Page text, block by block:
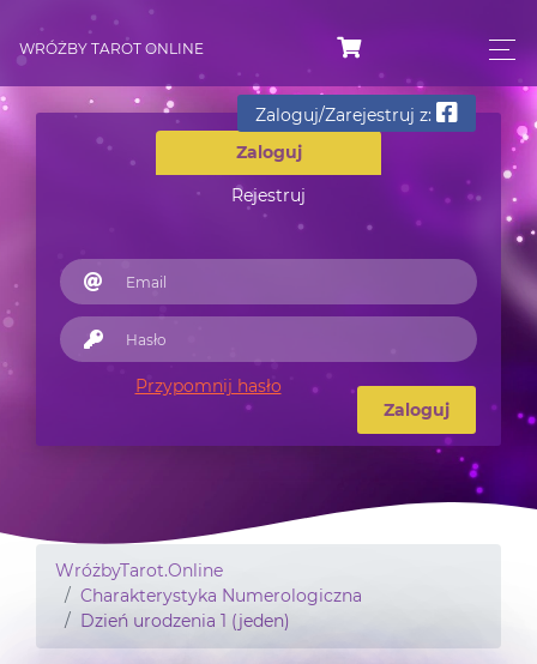
WRÓŻBY TAROT ONLINE
Zaloguj
Rejestruj
Zaloguj/Zarejestruj z:
Przypomnij hasło
Zaloguj
WróżbyTarot.Online
Charakterystyka Numerologiczna
Dzień urodzenia 1 (jeden)